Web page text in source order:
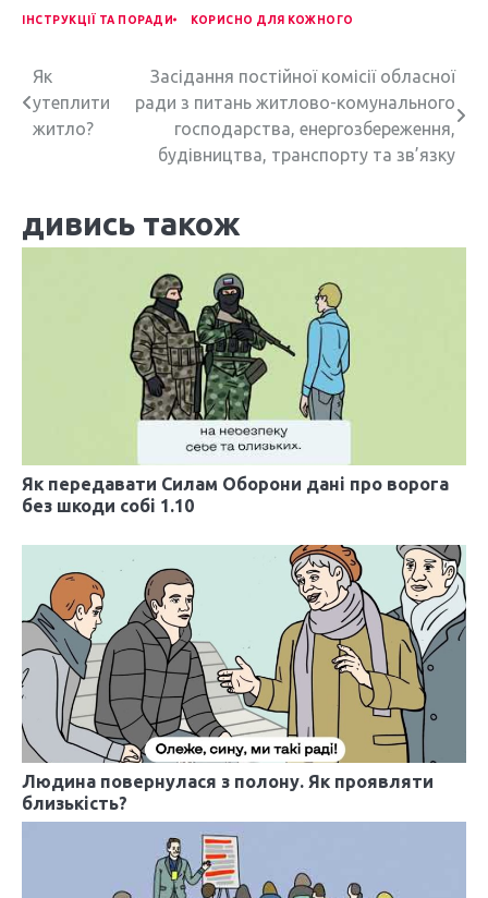
ІНСТРУКЦІЇ ТА ПОРАДИ КОРИСНО ДЛЯ КОЖНОГО
Н
а
г
а
п
и
і
в
Як
утеплити
житло?
Засідання постійної комісії обласної
ради з питань житлово-комунального
господарства, енергозбереження,
будівництва, транспорту та зв’язку
дивись також
Як передавати Силам Оборони дані про ворога
без шкоди собі 1.10
Людина повернулася з полону. Як проявляти
близькість?